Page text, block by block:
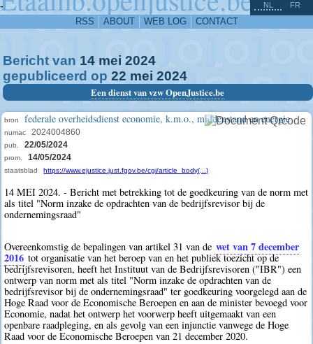
-
RSS ABOUT WEB LOG CONTACT
NL FR
Bericht van 14 mei 2024
gepubliceerd op 22 mei 2024
Een dienst van vzw OpenJustice.be
bron federale overheidsdienst economie, k.m.o., middenstand en energie
numac 2024004860
pub. 22/05/2024
prom. 14/05/2024
staatsblad https://www.ejustice.just.fgov.be/cgi/article_body(...)
14 MEI 2024. - Bericht met betrekking tot de goedkeuring van de norm met
als titel "Norm inzake de opdrachten van de bedrijfsrevisor bij de
ondernemingsraad"
Overeenkomstig de bepalingen van artikel 31 van de wet van 7 december
2016 tot organisatie van het beroep van en het publiek toezicht op de
bedrijfsrevisoren, heeft het Instituut van de Bedrijfsrevisoren ("IBR") een
ontwerp van norm met als titel "Norm inzake de opdrachten van de
bedrijfsrevisor bij de ondernemingsraad" ter goedkeuring voorgelegd aan de
Hoge Raad voor de Economische Beroepen en aan de minister bevoegd voor
Economie, nadat het ontwerp het voorwerp heeft uitgemaakt van een
openbare raadpleging, en als gevolg van een injunctie vanwege de Hoge
Raad voor de Economische Beroepen van 21 december 2020.
^